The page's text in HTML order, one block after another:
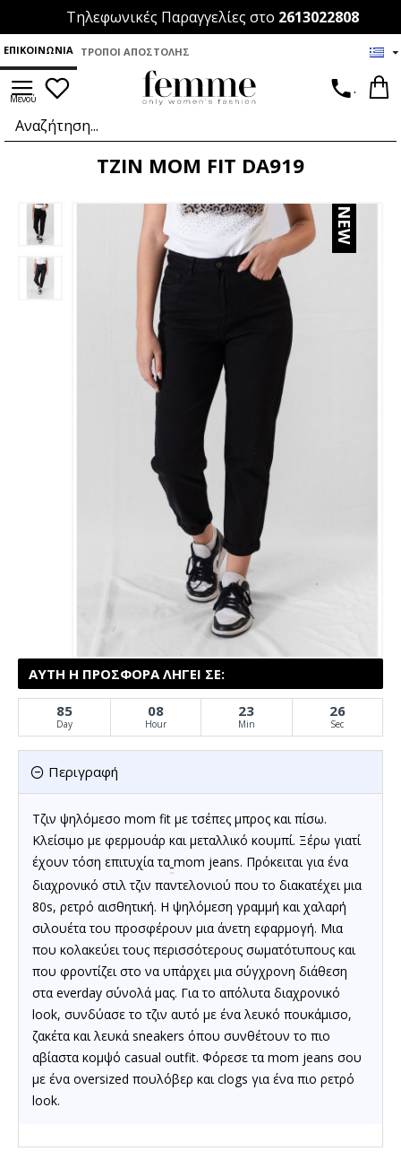
Τηλεφωνικές Παραγγελίες στο 2613022808
ΕΠΙΚΟΙΝΩΝΊΑ ΤΡΌΠΟΙ ΑΠΟΣΤΟΛΉΣ
.
ΤΖΙΝ MOM FIT DA919
NEW
Περιγραφή
Τζιν ψηλόμεσο mom fit με τσέπες μπρος και πίσω.
Κλείσιμο με φερμουάρ και μεταλλικό κουμπί. Ξέρω γιατί
έχουν τόση επιτυχία τα mom jeans. Πρόκειται για ένα
διαχρονικό στιλ τζιν παντελονιού που το διακατέχει μια
80s, ρετρό αισθητική. Η ψηλόμεση γραμμή και χαλαρή
σιλουέτα του προσφέρουν μια άνετη εφαρμογή. Μια
που κολακεύει τους περισσότερους σωματότυπους και
που φροντίζει στο να υπάρχει μια σύγχρονη διάθεση
στα everday σύνολά μας. Για το απόλυτα διαχρονικό
look, συνδύασε τοτζιν αυτό με ένα λευκό πουκάμισο,
ζακέτα και λευκά sneakers όπου συνθέτουν το πιο
αβίαστα κομψό casual outfit. Φόρεσε τα mom jeans σου
με ένα oversized πουλόβερ και clogs για ένα πιο ρετρό
look.
ΑΥΤΉ Η ΠΡΟΣΦΟΡΆ ΛΉΓΕΙ ΣΕ:
85
Day
08
Hour
23
Min
26
Sec